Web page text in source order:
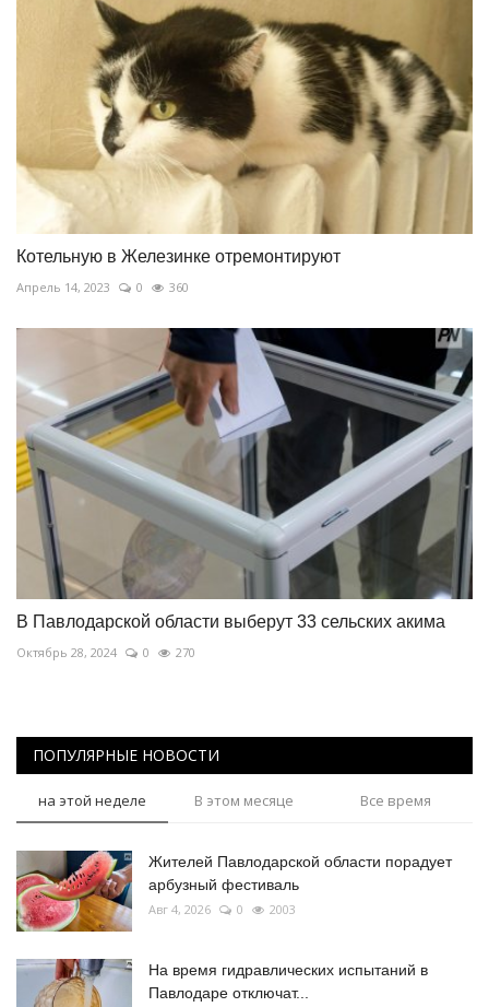
Котельную в Железинке отремонтируют
Апрель 14, 2023 0 360
В Павлодарской области выберут 33 сельских акима
Октябрь 28, 2024 0 270
ПОПУЛЯРНЫЕ НОВОСТИ
на этой неделе В этом месяце Все время
Жителей Павлодарской области порадует
арбузный фестиваль
Авг 4, 2026 0 2003
На время гидравлических испытаний в
Павлодаре отключат...